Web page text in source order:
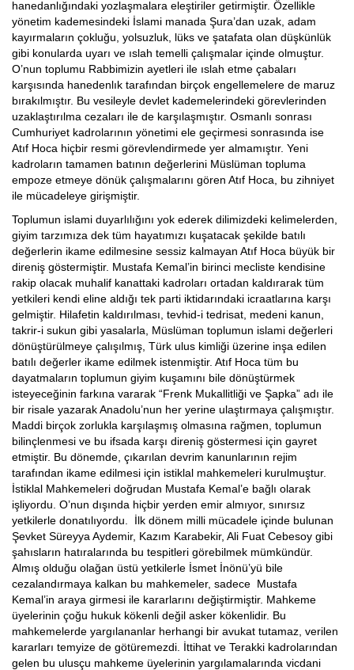
hanedanlığındaki yozlaşmalara eleştiriler getirmiştir. Özellikle
yönetim kademesindeki İslami manada Şura’dan uzak, adam
kayırmaların çokluğu, yolsuzluk, lüks ve şatafata olan düşkünlük
gibi konularda uyarı ve ıslah temelli çalışmalar içinde olmuştur.
O’nun toplumu Rabbimizin ayetleri ile ıslah etme çabaları
karşısında hanedenlık tarafından birçok engellemelere de maruz
bırakılmıştır. Bu vesileyle devlet kademelerindeki görevlerinden
uzaklaştırılma cezaları ile de karşılaşmıştır. Osmanlı sonrası
Cumhuriyet kadrolarının yönetimi ele geçirmesi sonrasında ise
Atıf Hoca hiçbir resmi görevlendirmede yer almamıştır. Yeni
kadroların tamamen batının değerlerini Müslüman topluma
empoze etmeye dönük çalışmalarını gören Atıf Hoca, bu zihniyet
ile mücadeleye girişmiştir.
Toplumun islami duyarlılığını yok ederek dilimizdeki kelimelerden,
giyim tarzımıza dek tüm hayatımızı kuşatacak şekilde batılı
değerlerin ikame edilmesine sessiz kalmayan Atıf Hoca büyük bir
direniş göstermiştir. Mustafa Kemal’in birinci mecliste kendisine
rakip olacak muhalif kanattaki kadroları ortadan kaldırarak tüm
yetkileri kendi eline aldığı tek parti iktidarındaki icraatlarına karşı
gelmiştir. Hilafetin kaldırılması, tevhid-i tedrisat, medeni kanun,
takrir-i sukun gibi yasalarla, Müslüman toplumun islami değerleri
dönüştürülmeye çalışılmış, Türk ulus kimliği üzerine inşa edilen
batılı değerler ikame edilmek istenmiştir. Atıf Hoca tüm bu
dayatmaların toplumun giyim kuşamını bile dönüştürmek
isteyeceğinin farkına vararak “Frenk Mukallitliği ve Şapka” adı ile
bir risale yazarak Anadolu’nun her yerine ulaştırmaya çalışmıştır.
Maddi birçok zorlukla karşılaşmış olmasına rağmen, toplumun
bilinçlenmesi ve bu ifsada karşı direniş göstermesi için gayret
etmiştir. Bu dönemde, çıkarılan devrim kanunlarının rejim
tarafından ikame edilmesi için istiklal mahkemeleri kurulmuştur.
İstiklal Mahkemeleri doğrudan Mustafa Kemal’e bağlı olarak
işliyordu. O’nun dışında hiçbir yerden emir almıyor, sınırsız
yetkilerle donatılıyordu. İlk dönem milli mücadele içinde bulunan
Şevket Süreyya Aydemir, Kazım Karabekir, Ali Fuat Cebesoy gibi
şahısların hatıralarında bu tespitleri görebilmek mümkündür.
Almış olduğu olağan üstü yetkilerle İsmet İnönü’yü bile
cezalandırmaya kalkan bu mahkemeler, sadece Mustafa
Kemal’in araya girmesi ile kararlarını değiştirmiştir. Mahkeme
üyelerinin çoğu hukuk kökenli değil asker kökenlidir. Bu
mahkemelerde yargılananlar herhangi bir avukat tutamaz, verilen
kararları temyize de götüremezdi. İttihat ve Terakki kadrolarından
gelen bu ulusçu mahkeme üyelerinin yargılamalarında vicdani